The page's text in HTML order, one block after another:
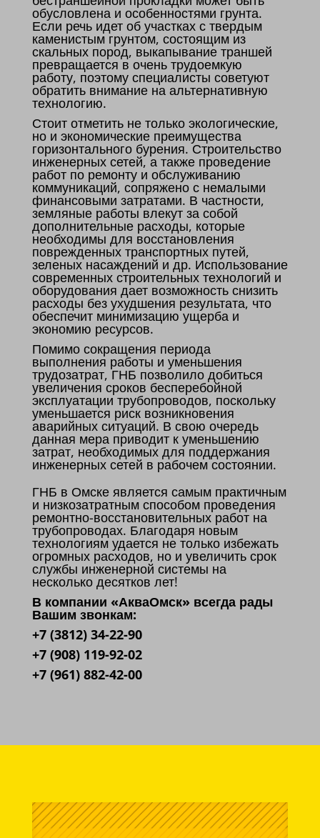
обусловлена и особенностями грунта.
Если речь идет об участках с твердым
каменистым грунтом, состоящим из
скальных пород, выкапывание траншей
превращается в очень трудоемкую
работу, поэтому специалисты советуют
обратить внимание на альтернативную
технологию.
Стоит отметить не только экологические,
но и экономические преимущества
горизонтального бурения. Строительство
инженерных сетей, а также проведение
работ по ремонту и обслуживанию
коммуникаций, сопряжено с немалыми
финансовыми затратами. В частности,
земляные работы влекут за собой
дополнительные расходы, которые
необходимы для восстановления
поврежденных транспортных путей,
зеленых насаждений и др. Использование
современных строительных технологий и
оборудования дает возможность снизить
расходы без ухудшения результата, что
обеспечит минимизацию ущерба и
экономию ресурсов.
Помимо сокращения периода
выполнения работы и уменьшения
трудозатрат, ГНБ позволило добиться
увеличения сроков бесперебойной
эксплуатации трубопроводов, поскольку
уменьшается риск возникновения
аварийных ситуаций. В свою очередь
данная мера приводит к уменьшению
затрат, необходимых для поддержания
инженерных сетей в рабочем состоянии.
ГНБ в Омске является самым практичным
и низкозатратным способом проведения
ремонтно-восстановительных работ на
трубопроводах. Благодаря новым
технологиям удается не только избежать
огромных расходов, но и увеличить срок
службы инженерной системы на
несколько десятков лет!
В компании «АкваОмск» всегда рады
Вашим звонкам:
+7 (3812) 34-22-90
+7 (908) 119-92-02
+7 (961) 882-42-00